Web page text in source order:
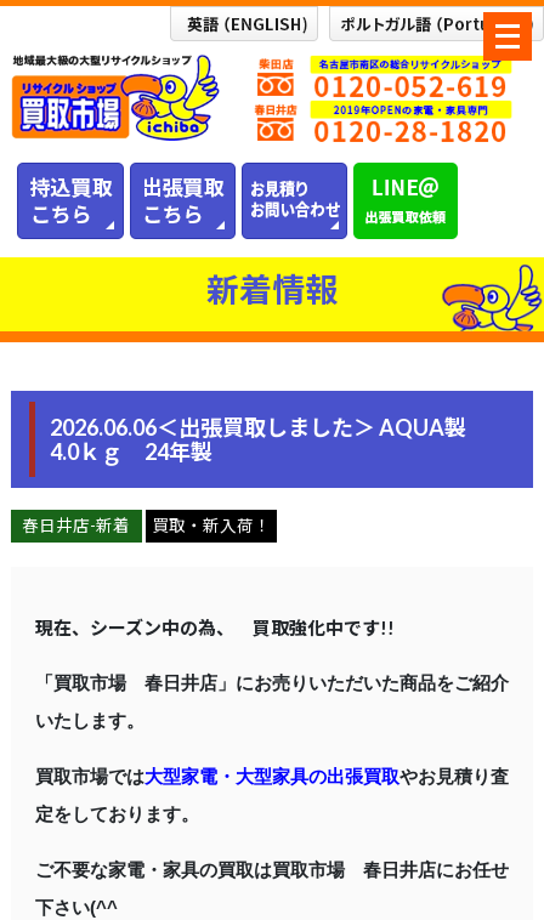
メ
ニ
ュ
ー
新着情報
2026.06.06＜出張買取しました＞ AQUA製
4.0ｋｇ 24年製
春日井店-新着 買取・新入荷！
現在、シーズン中の為、 買取強化中です!!
「買取市場 春日井店」にお売りいただいた商品をご紹介
いたします。
買取市場では大型家電・大型家具の出張買取やお見積り査
定をしております。
ご不要な家電・家具の買取は買取市場 春日井店にお任せ
下さい(^^